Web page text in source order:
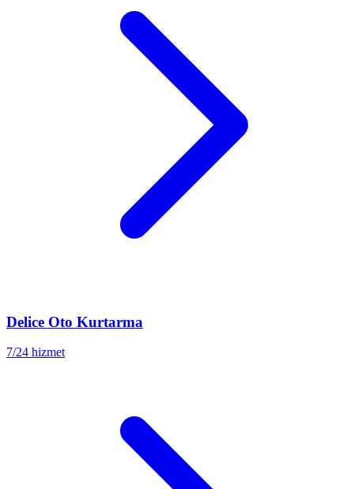
Delice Oto Kurtarma
7/24 hizmet